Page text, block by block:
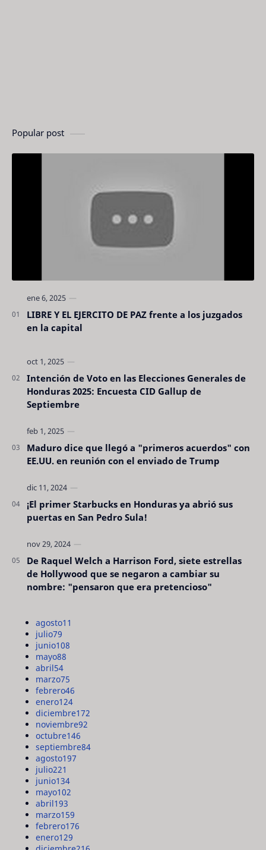
Popular post
LIBRE Y EL EJERCITO DE PAZ frente a los juzgados
en la capital
Intención de Voto en las Elecciones Generales de
Honduras 2025: Encuesta CID Gallup de
Septiembre
Maduro dice que llegó a "primeros acuerdos" con
EE.UU. en reunión con el enviado de Trump
¡El primer Starbucks en Honduras ya abrió sus
puertas en San Pedro Sula!
De Raquel Welch a Harrison Ford, siete estrellas
de Hollywood que se negaron a cambiar su
nombre: "pensaron que era pretencioso"
agosto11
julio79
junio108
mayo88
abril54
marzo75
febrero46
enero124
diciembre172
noviembre92
octubre146
septiembre84
agosto197
julio221
junio134
mayo102
abril193
marzo159
febrero176
enero129